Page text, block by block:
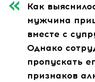
Как
мужчина
вместе с
Однако
пропускать
признаков